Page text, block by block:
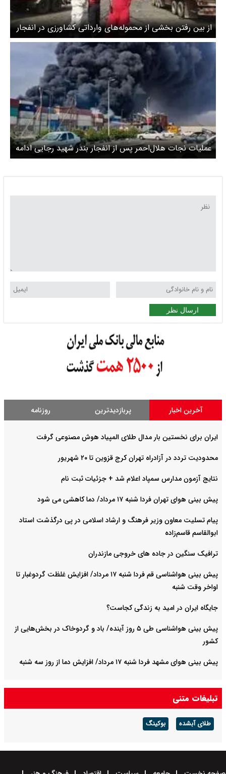
از بین رفتن بخشی از محموله‌های وارداتی کشاورزی در انفجار
اسکله شهید رجایی
عملیات نجات هلال‌احمر پس از انفجار بندر شهید رجایی ادامه
دارد
ارسال نظر
آخرین اخبار پربازدیدترین روزنامه
ایران برای نخستین بار مدال طلای المپیاد هوش مصنوعی گرفت
محدودیت تردد در آزادراه تهران کرج قزوین تا ۲۰ شهریور
نتایج آزمون مدارس سمپاد اعلام شد + جزئیات ثبت نام
پیش بینی هوای تهران فردا شنبه ۱۷ مرداد/ دما کاهشی می شود
پیام تسلیت معاون وزیر فرهنگ و ارشاد اسلامی در پی درگذشت استاد
ابوالقاسم قاسم‌زاده
ترافیک سنگین در جاده های خروجی مازندران
پیش بینی هواشناسی قم فردا شنبه ۱۷ مرداد/ افزایش غلظت گردوغبار تا
اواخر وقت شنبه
جایگاه ایران در امید به زندگی کجاست؟
پیش بینی هواشناسی طی ۵ روز آینده/ باد و گردوخاک در بخش‌هایی از
کشور
پیش بینی هوای مشهد فردا شنبه ۱۷ مرداد/ افزایش دما از روز سه شنبه
تبلیغات متنی
طلای آبشده بوکینگ